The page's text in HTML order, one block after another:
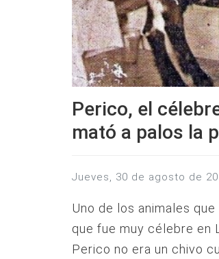
Perico, el
mató a palos la
jueves, 30 de agosto de
Uno de los animales
que fue muy célebre en
Perico no era un chivo